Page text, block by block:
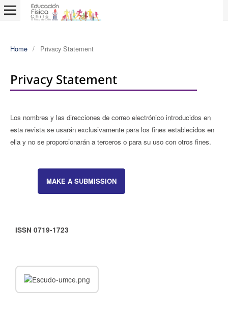
Home / Privacy Statement
Privacy Statement
Los nombres y las direcciones de correo electrónico introducidos en
esta revista se usarán exclusivamente para los fines establecidos en
ella y no se proporcionarán a terceros o para su uso con otros fines.
MAKE A SUBMISSION
ISSN 0719-1723